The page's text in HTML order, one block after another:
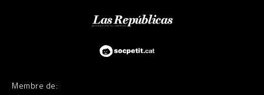
Membre de: